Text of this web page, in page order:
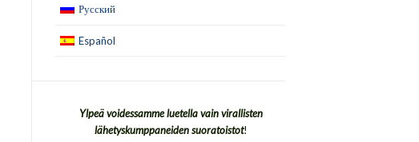
Русский
Español
Ylpeä voidessamme luetella vain virallisten
lähetyskumppaneiden suoratoistot!